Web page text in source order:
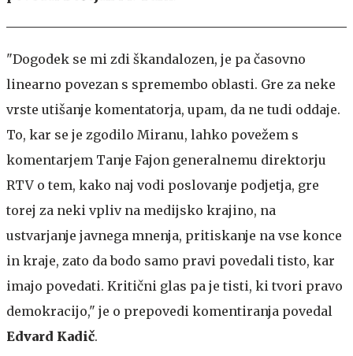
"Dogodek se mi zdi škandalozen, je pa časovno
linearno povezan s spremembo oblasti. Gre za neke
vrste utišanje komentatorja, upam, da ne tudi oddaje.
To, kar se je zgodilo Miranu, lahko povežem s
komentarjem Tanje Fajon generalnemu direktorju
RTV o tem, kako naj vodi poslovanje podjetja, gre
torej za neki vpliv na medijsko krajino, na
ustvarjanje javnega mnenja, pritiskanje na vse konce
in kraje, zato da bodo samo pravi povedali tisto, kar
imajo povedati. Kritični glas pa je tisti, ki tvori pravo
demokracijo," je o prepovedi komentiranja povedal
Edvard Kadič.